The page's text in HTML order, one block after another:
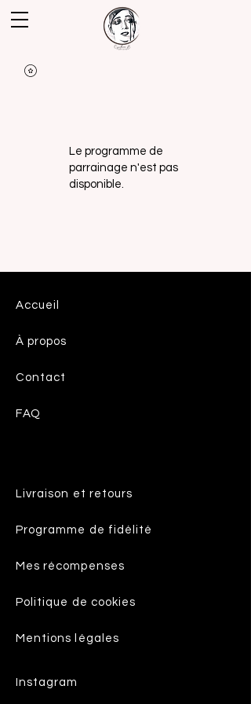
Le programme de
parrainage n'est pas
disponible.
Accueil
À propos
Contact
FAQ
Livraison et retours
Programme de fidélité
Mes récompenses
Politique de cookies
Mentions légales
Instagram